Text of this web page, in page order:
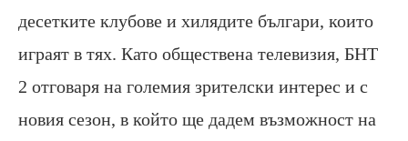
десетките клубове и хилядите българи, които
играят в тях. Като обществена телевизия, БНТ
2 отговаря на големия зрителски интерес и с
новия сезон, в който ще дадем възможност на